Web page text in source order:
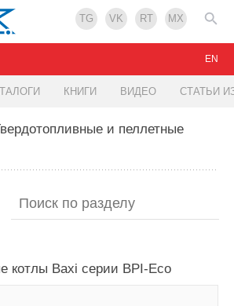
TG VK RT MX
КНИГИ ВИДЕО СТАТЬИ
EN
и пеллетные
котлы Baxi серии BPI-Eco